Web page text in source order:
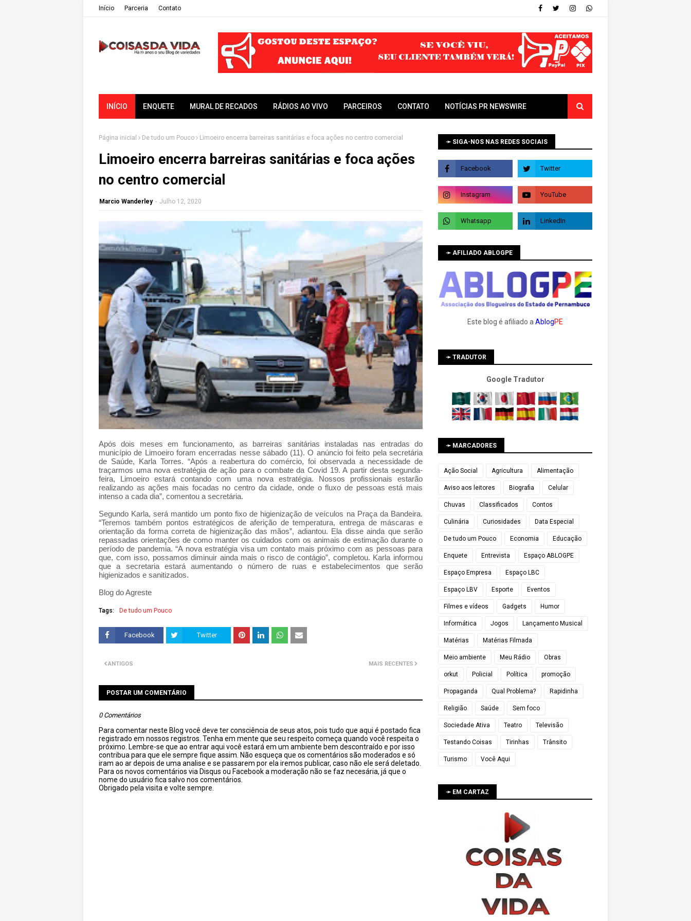
Iní­cio Parceria Contato
INÍCIO ENQUETE MURAL DE RECADOS RÁDIOS AO VIVO PARCEIROS CONTATO NOTÍCIAS PR NEWSWIRE
Página inicial De tudo um Pouco Limoeiro encerra barreiras sanitárias e foca ações no centro comercial
Limoeiro encerra barreiras sanitárias e foca ações
no centro comercial
Marcio Wanderley - Julho 12, 2020
Após dois meses em funcionamento, as barreiras sanitárias instaladas nas entradas do
município de Limoeiro foram encerradas nesse sábado (11). O anúncio foi feito pela secretária
de Saúde, Karla Torres. “Após a reabertura do comércio, foi observada a necessidade de
traçarmos uma nova estratégia de ação para o combate da Covid 19. A partir desta segunda-
feira, Limoeiro estará contando com uma nova estratégia. Nossos profissionais estarão
realizando as ações mais focadas no centro da cidade, onde o fluxo de pessoas está mais
intenso a cada dia”, comentou a secretária.
Segundo Karla, será mantido um ponto fixo de higienização de veículos na Praça da Bandeira.
“Teremos também pontos estratégicos de aferição de temperatura, entrega de máscaras e
orientação da forma correta de higienização das mãos”, adiantou. Ela disse ainda que serão
repassadas orientações de como manter os cuidados com os animais de estimação durante o
período de pandemia. “A nova estratégia visa um contato mais próximo com as pessoas para
que, com isso, possamos diminuir ainda mais o risco de contágio”, completou. Karla informou
que a secretaria estará aumentando o número de ruas e estabelecimentos que serão
higienizados e sanitizados.
Blog do Agreste
Tags: De tudo um Pouco
Facebook Twitter
MAIS RECENTES
ANTIGOS
POSTAR UM COMENTÁRIO
0 Comentários
Para comentar neste Blog você deve ter consciência de seus atos, pois tudo que aqui é postado fica
registrado em nossos registros. Tenha em mente que seu respeito começa quando você respeita o
próximo. Lembre-se que ao entrar aqui você estará em um ambiente bem descontraído e por isso
contribua para que ele sempre fique assim. Não esqueça que os comentários são moderados e só
iram ao ar depois de uma analise e se passarem por ela iremos publicar, caso não ele será deletado.
Para os novos comentários via Disqus ou Facebook a moderação não se faz necesária, já que o
nome do usuário fica salvo nos comentários.
Obrigado pela visita e volte sempre.
➛ SIGA-NOS NAS REDES SOCIAIS
➛ AFILIADO ABLOGPE
Este blog é afiliado a AblogPE
➛ TRADUTOR
Google Tradutor
➛ MARCADORES
Ação Social Agricultura Alimentação
Aviso aos leitores Biografia Celular
Chuvas Classificados Contos
Culinária Curiosidades Data Especial
De tudo um Pouco Economia Educação
Enquete Entrevista Espaço ABLOGPE
Espaço Empresa Espaço LBC
Espaço LBV Esporte Eventos
Filmes e vídeos Gadgets Humor
Informática Jogos Lançamento Musical
Matérias Matérias Filmada
Meio ambiente Meu Rádio Obras
orkut Policial Política promoção
Propaganda Qual Problema? Rapidinha
Religião Saúde Sem foco
Sociedade Ativa Teatro Televisão
Testando Coisas Tirinhas Trânsito
Turismo Você Aqui
➛ EM CARTAZ